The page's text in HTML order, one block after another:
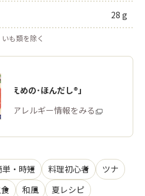
28 g
も類を除く
えめの･ほんだし®」
・アレルギー情報をみる
単・時短 料理初心者
ツナ
和風
夏レシピ